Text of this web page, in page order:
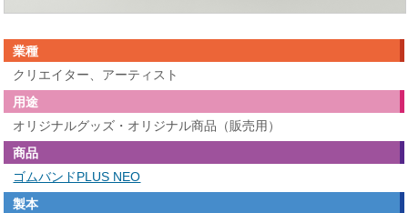
業種
クリエイター、アーティスト
用途
オリジナルグッズ・オリジナル商品（販売用）
商品
ゴムバンドPLUS NEO
製本